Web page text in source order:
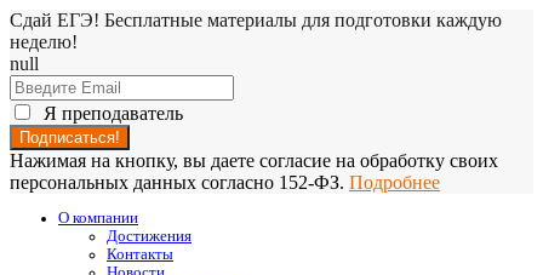
Сдай ЕГЭ! Бесплатные материалы для подготовки каждую
неделю!
null
Я преподаватель
Нажимая на кнопку, вы даете согласие на обработку своих
персональных данных согласно 152-ФЗ. Подробнее
О компании
Достижения
Контакты